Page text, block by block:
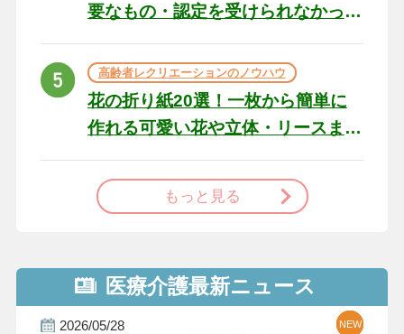
要なもの・認定を受けられなかっ
高齢者レクリエーションのノウハウ
花の折り紙20選！一枚から簡単に
作れる可愛い花や立体・リースま
もっと見る
医療介護最新ニュース
2026/05/28 NEW
NEW
NEW